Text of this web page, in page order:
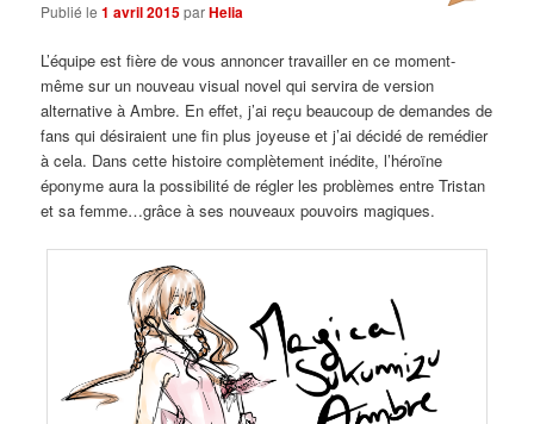
Publié le1 avril 2015parHelia
L’équipe est fière de vous annoncer travailler en ce moment-
même sur un nouveau visual novel qui servira de version
alternative à Ambre. En effet, j’ai reçu beaucoup de demandes de
fans qui désiraient une fin plus joyeuse et j’ai décidé de remédier
à cela. Dans cette histoire complètement inédite, l’héroïne
éponyme aura la possibilité de régler les problèmes entre Tristan
et sa femme…grâce à ses nouveaux pouvoirs magiques.